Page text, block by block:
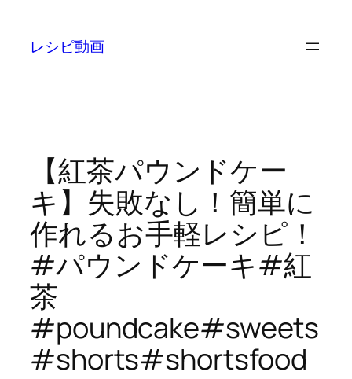
レシピ動画
【紅茶パウンドケー
キ】失敗なし！簡単に
作れるお手軽レシピ！
#パウンドケーキ#紅
茶
#poundcake#sweets
#shorts#shortsfood